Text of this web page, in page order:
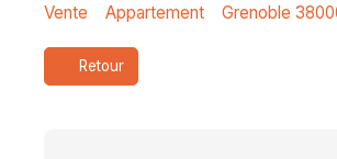
Vente Appartement Grenoble
Retour